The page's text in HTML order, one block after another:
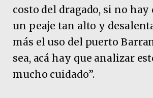
costo del dragado, si no hay
un peaje tan alto y
más el uso del puerto
sea, acá hay que analizar
mucho cuidado”.